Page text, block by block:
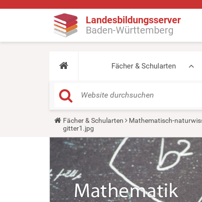
Landesbildungsserver
Baden-Württemberg
Fächer & Schularten
Y
u
e
r
e
:
Fächer & Schularten Mathematisch-
gitter1.jpg